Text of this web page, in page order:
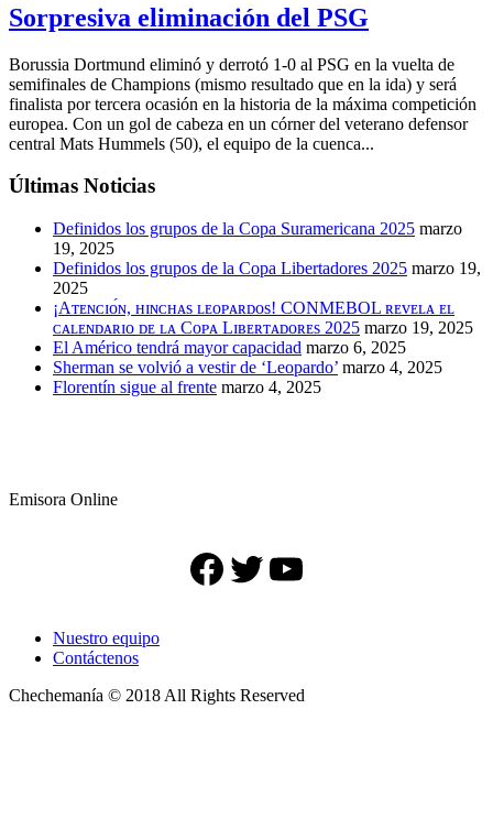
Sorpresiva eliminación del PSG
Borussia Dortmund eliminó y derrotó 1-0 al PSG en la vuelta de
semifinales de Champions (mismo resultado que en la ida) y será
finalista por tercera ocasión en la historia de la máxima competición
europea. Con un gol de cabeza en un córner del veterano defensor
central Mats Hummels (50), el equipo de la cuenca...
Últimas Noticias
Definidos los grupos de la Copa Suramericana 2025 marzo
19, 2025
Definidos los grupos de la Copa Libertadores 2025 marzo 19,
2025
¡Aᴛᴇɴᴄɪᴏ́ɴ, ʜɪɴᴄʜᴀs ʟᴇᴏᴘᴀʀᴅᴏs! CONMEBOL ʀᴇᴠᴇʟᴀ ᴇʟ
ᴄᴀʟᴇɴᴅᴀʀɪᴏ ᴅᴇ ʟᴀ Cᴏᴘᴀ Lɪʙᴇʀᴛᴀᴅᴏʀᴇs 2025 marzo 19, 2025
El Américo tendrá mayor capacidad marzo 6, 2025
Sherman se volvió a vestir de ‘Leopardo’ marzo 4, 2025
Florentín sigue al frente marzo 4, 2025
Emisora Online
Facebook
Twitter
YouTube
Nuestro equipo
Contáctenos
Chechemanía © 2018 All Rights Reserved